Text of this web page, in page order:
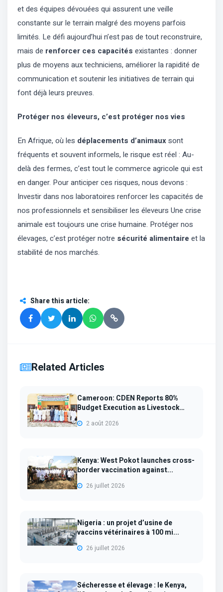
et des équipes dévouées qui assurent une veille
constante sur le terrain malgré des moyens parfois
limités. Le défi aujourd’hui n’est pas de tout reconstruire,
mais de renforcer ces capacités existantes : donner
plus de moyens aux techniciens, améliorer la rapidité de
communication et soutenir les initiatives de terrain qui
font déjà leurs preuves.
Protéger nos éleveurs, c’est protéger nos vies
En Afrique, où les déplacements d’animauxsont
fréquents et souvent informels, le risque est réel : Au-
delà des fermes, c’est tout le commerce agricole qui est
en danger. Pour anticiper ces risques, nous devons :
Investir dans nos laboratoires renforcer les capacités de
nos professionnels et sensibiliser les éleveurs Une crise
animale est toujours une crise humaine. Protéger nos
élevages, c’est protéger notre sécurité alimentaire et la
stabilité de nos marchés.
Share this article:
Related Articles
Cameroon: CDEN Reports 80%
Budget Execution as Livestock
2 août 2026
Kenya: West Pokot launches cross-
border vaccination against...
26 juillet 2026
Nigeria : un projet d’usine de
vaccins vétérinaires à 100 mi...
26 juillet 2026
Sécheresse et élevage : le Kenya,